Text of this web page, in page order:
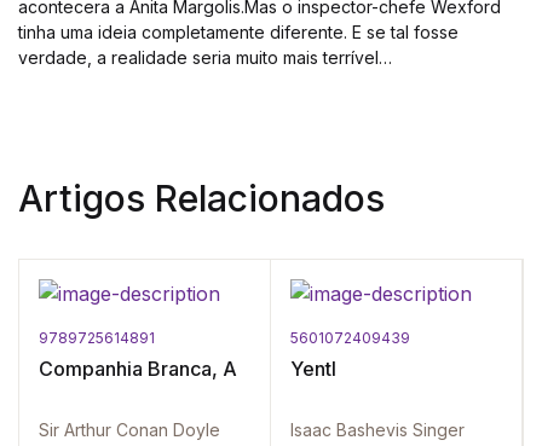
acontecera a Anita Margolis.Mas o inspector-chefe Wexford
tinha uma ideia completamente diferente. E se tal fosse
verdade, a realidade seria muito mais terrível…
Artigos Relacionados
9789725614891
Companhia Branca, A
Sir Arthur Conan Doyle
5601072409439
Yentl
Isaac Bashevis Singer